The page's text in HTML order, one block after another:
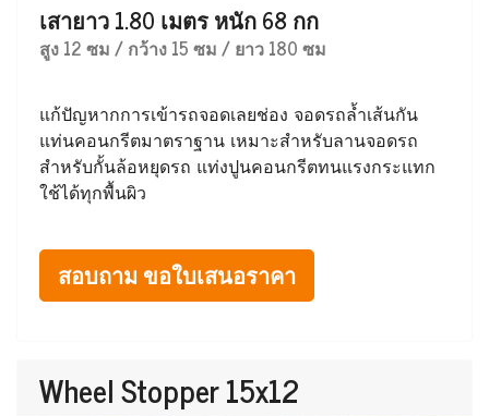
เสายาว 1.80 เมตร หนัก 68 กก
สูง 12 ซม / กว้าง 15 ซม / ยาว 180 ซม
แก้ปัญหากการเข้ารถจอดเลยช่อง จอดรถล้ำเส้นกัน
แท่นคอนกรีตมาตราฐาน เหมาะสำหรับลานจอดรถ
สำหรับกั้นล้อหยุดรถ แท่งปูนคอนกรีตทนแรงกระแทก
ใช้ได้ทุกพื้นผิว
สอบถาม ขอใบเสนอราคา
Wheel Stopper 15x12